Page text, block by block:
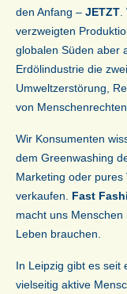
den Anfang – JETZT
verzweigten
globalen Süden aber
Erdölindustrie die
Umweltzerstörung,
von
Wir Konsumenten
dem Greenwashing
Marketing oder pures
verkaufen. Fast
macht uns
Leben brauchen.
In Leipzig gibt es seit
vielseitig aktive